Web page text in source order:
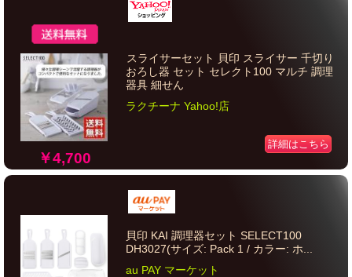
￥4,700
スライサーセット 貝印 スライサー 千切り
おろし器 セット セレクト100 マルチ 調理
器具 細せん
ラクチーナ Yahoo!店
詳細はこちら
貝印 KAI 調理器セット SELECT100
DH3027(サイズ: Pack 1 / カラー: ホ...
au PAY マーケット